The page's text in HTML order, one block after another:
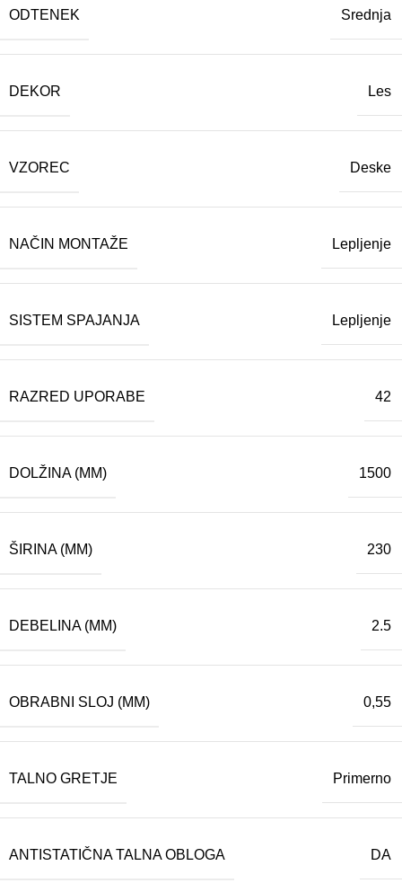
ODTENEK Srednja
DEKOR Les
VZOREC Deske
NAČIN MONTAŽE Lepljenje
SISTEM SPAJANJA Lepljenje
RAZRED UPORABE 42
DOLŽINA (MM) 1500
ŠIRINA (MM) 230
DEBELINA (MM) 2.5
OBRABNI SLOJ (MM) 0,55
TALNO GRETJE Primerno
ANTISTATIČNA TALNA OBLOGA DA